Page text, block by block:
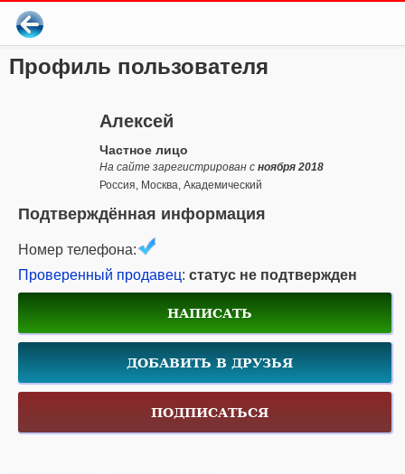
Профиль пользователя
Алексей
Частное лицо
На сайте зарегистрирован с ноября 2018
Россия, Москва, Академический
Подтверждённая информация
Номер телефона:
Проверенный продавец: статус не подтвержден
НАПИСАТЬ
ДОБАВИТЬ В ДРУЗЬЯ
ПОДПИСАТЬСЯ